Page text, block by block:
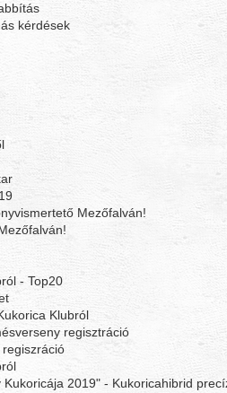
kérdések
Mezőfalván!
- Top20
Klubról
regisztráció
Kukoricája 2019" - Kukoricahibrid